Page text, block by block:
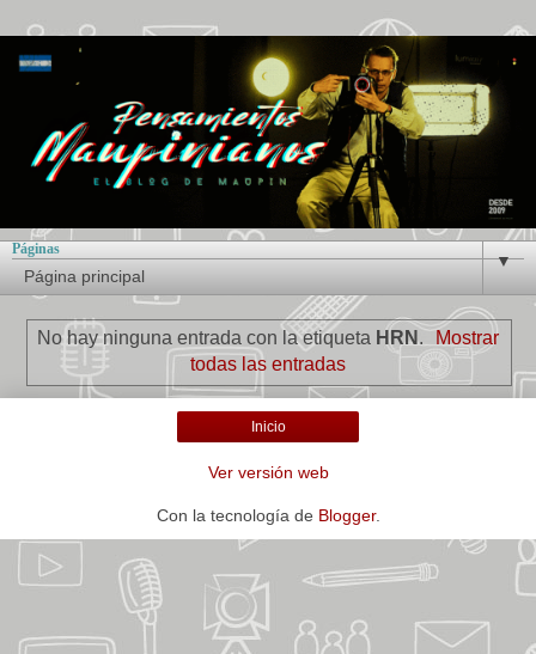
Páginas
▼
No hay ninguna entrada con la etiqueta HRN .
Mostrar
todas las entradas
Inicio
Ver versión web
Con la tecnología de Blogger.